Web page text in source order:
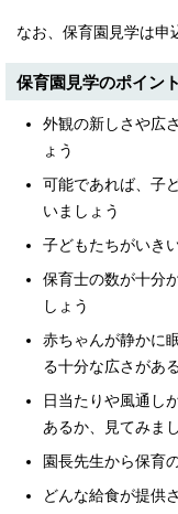
なお、保育園見学は申
保育園見学のポイント
外観の新しさや広
ょう
可能であれば、子
いましょう
子どもたちがいき
保育士の数が十分
しょう
赤ちゃんが静かに
る十分な広さがあ
日当たりや風通し
あるか、見てみま
園長先生から保育
どんな給食が提供